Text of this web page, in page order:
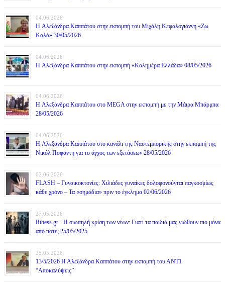
04.06.2026
H Αλεξάνδρα Καππάτου στην εκπομπή του Μιχάλη Κεφαλογιάννη «Ζω
Καλά» 30/05/2026
04.06.2026
H Αλεξάνδρα Καππάτου στην εκπομπή «Καλημέρα Ελλάδα» 08/05/2026
04.06.2026
H Αλεξάνδρα Καππάτου στο MEGA στην εκπομπή με την Μάιρα Mπάρμπα
28/05/2026
04.06.2026
H Αλεξάνδρα Καππάτου στο κανάλι της Ναυτεμπορικής στην εκπομπή της
Νικόλ Ποφάντη για το άγχος των εξετάσεων 28/05/2026
02.06.2026
FLASH – Γυναικοκτονίες: Χιλιάδες γυναίκες δολοφονούνται παγκοσμίως
κάθε χρόνο – Τα «σημάδια» πριν το έγκλημα 02/06/2026
27.05.2026
Rthess.gr · Η σιωπηλή κρίση των νέων: Γιατί τα παιδιά μας νιώθουν πιο μόνα
από ποτέ; 25/05/2025
25.05.2026
13/5/2026 Η Αλεξάνδρα Καππάτου στην εκπομπή του ΑΝΤ1
“Αποκαλύψεις”